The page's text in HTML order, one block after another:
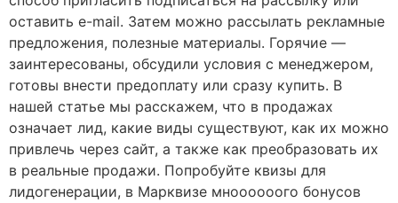
оставить e-mail. Затем можно рассылать рекламные
предложения, полезные материалы. Горячие —
заинтересованы, обсудили условия с менеджером,
готовы внести предоплату или сразу купить. В
нашей статье мы расскажем, что в продажах
означает лид, какие виды существуют, как их можно
привлечь через сайт, а также как преобразовать их
в реальные продажи. Попробуйте квизы для
лидогенерации, в Марквизе мноооооого бонусов